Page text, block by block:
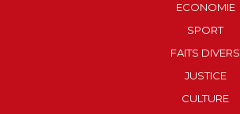
ECONOMIE
SPORT
FAITS DIVERS
JUSTICE
CULTURE